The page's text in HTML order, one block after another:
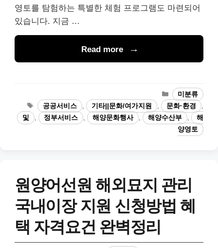
영토를 탐험하는 특별한 체험 프로그램도 마련되어
있습니다. 지금 …
Read more
카
테
고
리
미분류
태
그
공공서비스 기타||문화/여가지원 문화·환경
및
정부서비스 해양문화행사 해양수산부
해
양영토
원양어선원 해외묘지 관리
국내이장 지원 신청방법 혜
택 자격요건 완벽정리